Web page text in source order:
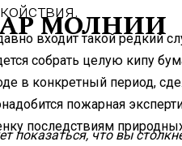
МОЛНИИ
входит такой редкий
собрать целую кипу
в конкретный период,
пожарная
последствиям
показаться, что вы